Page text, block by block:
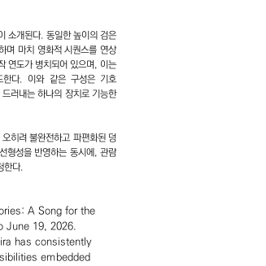
소개된다. 동일한 높이의 검은
며 마치 영화적 시퀀스를 연상
연도가 병치되어 있으며, 이는
한다. 이와 같은 구성은 기호
러내는 하나의 장치로 기능한
히려 불완전하고 파편화된 덩
형성을 반영하는 동시에, 관람
한다.
A Song for the
June 19, 2026.
has consistently
embedded